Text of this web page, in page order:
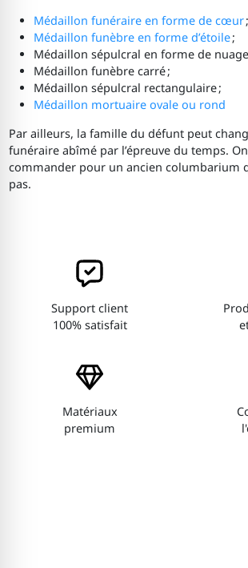
Médaillon funéraire en forme de cœur;
Médaillon funèbre en forme d’étoile;
Médaillon sépulcral en forme de
Médaillon funèbre carré ;
Médaillon sépulcral rectangulaire ;
Médaillon mortuaire ovale ou rond
Par ailleurs, la famille du défunt peut
funéraire abîmé par l’épreuve du temps.
commander pour un ancien columbarium
pas.
Support client
100% satisfait
Matériaux
premium